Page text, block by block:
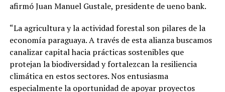
afirmó Juan Manuel Gustale, presidente de ueno bank.
“La agricultura y la actividad forestal son pilares de la
economía paraguaya. A través de esta alianza buscamos
canalizar capital hacia prácticas sostenibles que
protejan la biodiversidad y fortalezcan la resiliencia
climática en estos sectores. Nos entusiasma
especialmente la oportunidad de apoyar proyectos